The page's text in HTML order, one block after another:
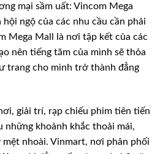
mại sầm uất: Vincom Mega
ngộ của các nhu cầu cần phải
Mega Mall là nơi tập kết của các
nên tiếng tăm của mình sẽ thỏa
trang cho mình trở thành đẳng
giải trí, rạp chiếu phim tiên tiến
những khoảnh khắc thoải mái,
mệt nhoài. Vinmart, nơi phân phối